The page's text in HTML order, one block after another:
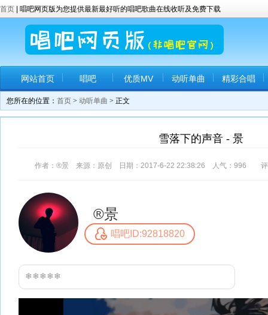
首页 | 唱吧网页版为您提供最新最好听的唱吧歌曲在线收听及免费下载
网站首页 唱吧 优质MV 动听单曲 精彩合唱
您所在的位置： 首页 > 动听单曲 > 正文
雪落下的声音 - 景
作者：®景 来源：原创 日期：2017-6-22 22:38:26 人气： 996 评
®景
唱吧ID:92818820
❄❄❄❄❄